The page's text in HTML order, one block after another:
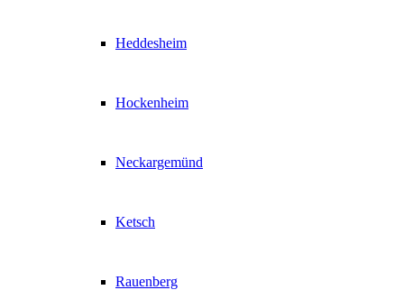
Heddesheim
Hockenheim
Neckargemünd
Ketsch
Rauenberg